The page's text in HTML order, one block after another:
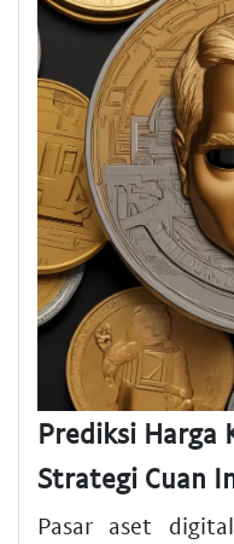
Prediksi Harga
Strategi Cuan
Pasar aset